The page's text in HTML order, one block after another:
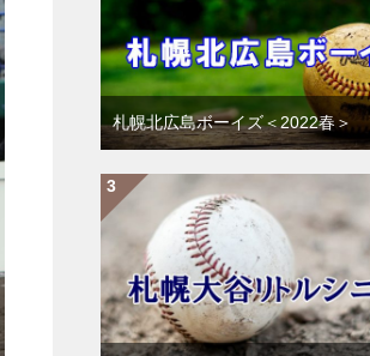
札幌北広島ボーイズ＜2022春＞